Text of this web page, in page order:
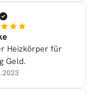
Heizkörper für
Geld.